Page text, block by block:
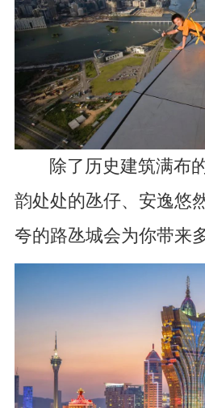
除了历史建筑满布
韵处处的氹仔、安逸悠
夸的路氹城会为你带来